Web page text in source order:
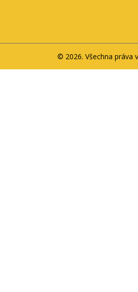
© 2026. Všechna práva